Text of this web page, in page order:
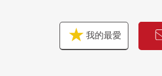
我的最愛